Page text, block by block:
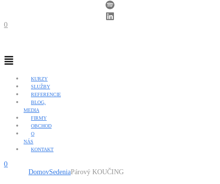
0
Menu
KURZY
SLUŽBY
REFERENCIE
BLOG,
MEDIA
FIRMY
OBCHOD
O
NÁS
KONTAKT
0
DomovSedeniaPárový KOUČING